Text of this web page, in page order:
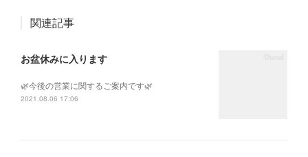
関連記事
お盆休みに入ります
🌿今後の営業に関するご案内です🌿
2021.08.06 17:06